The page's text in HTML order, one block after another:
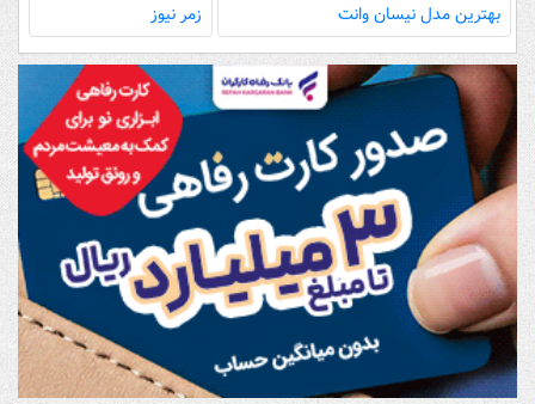
بهترین مدل‌ نیسان وانت زمر نیوز